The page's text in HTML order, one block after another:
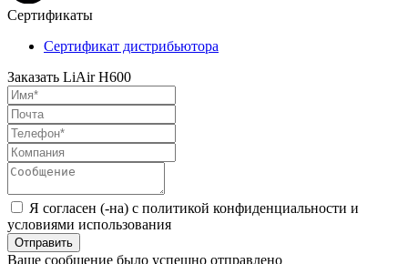
Сертификаты
Сертификат дистрибьютора
Заказать LiAir H600
Я согласен (-на) с политикой конфиденциальности и
условиями использования
Отправить
Ваше сообщение было успешно отправлено